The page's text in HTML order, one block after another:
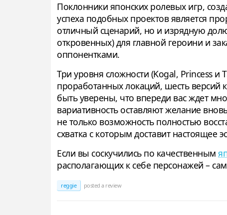
Поклонники японских ролевых игр,
успеха подобных проектов является
отличный сценарий, но и изрядную
откровенных) для главной героини и
оппонентками.
Три уровня сложности (Kogal, Princess и
проработанных локаций, шесть
быть уверены, что впереди вас ждет
вариативность оставляют желание
не только возможность полностью
схватка с которым доставит настоящее
Если вы соскучились по качественным
располагающих к себе персонажей –
reggie posted a review